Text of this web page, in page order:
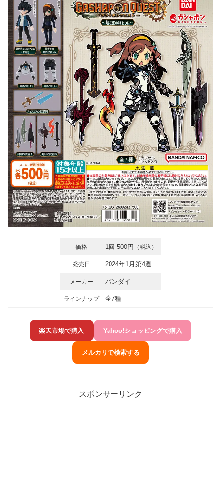
価格 1回 500円 （税込）
発売日 2024年1月第4週
メーカー バンダイ
ラインナップ 全7種
楽天市場で購入 Yahoo!ショッピングで購入
メルカリで検索する
スポンサーリンク